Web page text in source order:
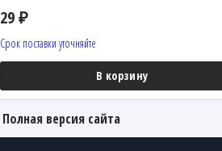
29 ₽
Срок поставки уточняйте
В корзину
Полная версия сайта